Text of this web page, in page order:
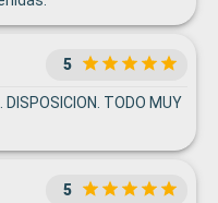
5
DISPOSICION. TODO MUY
5